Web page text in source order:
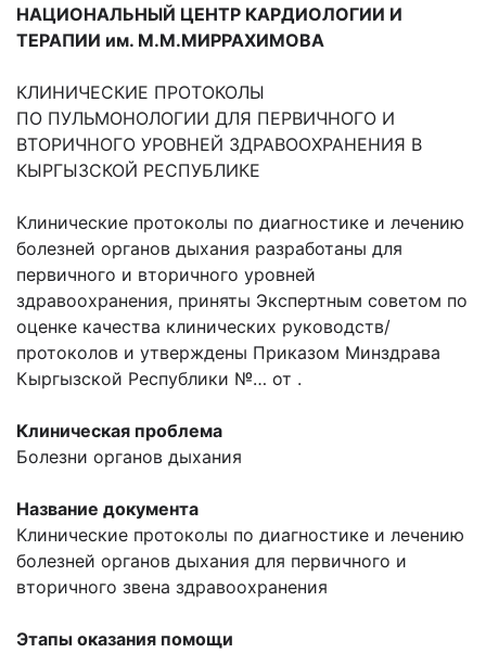
НАЦИОНАЛЬНЫЙ ЦЕНТР КАРДИОЛОГИИ И
ТЕРАПИИ им. М.М.МИРРАХИМОВА
КЛИНИЧЕСКИЕ ПРОТОКОЛЫ
ПО ПУЛЬМОНОЛОГИИ ДЛЯ ПЕРВИЧНОГО И
ВТОРИЧНОГО УРОВНЕЙ ЗДРАВООХРАНЕНИЯ В
КЫРГЫЗСКОЙ РЕСПУБЛИКЕ
Клинические протоколы по диагностике и лечению
болезней органов дыхания разработаны для
первичного и вторичного уровней
здравоохранения, приняты Экспертным советом по
оценке качества клинических руководств/
протоколов и утверждены Приказом Минздрава
Кыргызской Республики №… от .
Клиническая проблема
Болезни органов дыхания
Название документа
Клинические протоколы по диагностике и лечению
болезней органов дыхания для первичного и
вторичного звена здравоохранения
Этапы оказания помощи